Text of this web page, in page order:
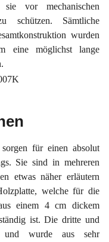
sie vor mechanischen
schützen. Sämtliche
wurden
eine möglichst lange
für einen absolut
Sie sind in mehreren
etwas näher erläutern
welche für die
einem 4 cm dickem
ist. Die dritte und
und wurde aus sehr